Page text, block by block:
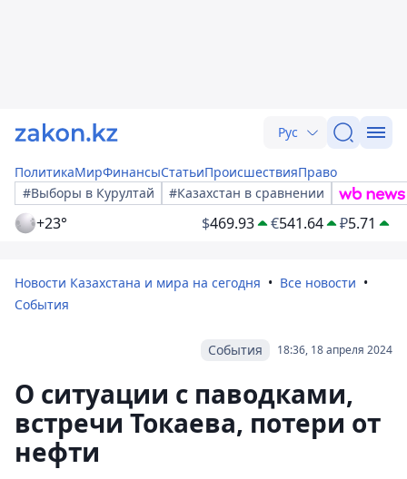
Рус
ПолитикаМирФинансыСтатьиПроисшествияПраво
#Выборы в Курултай
#Казахстан в сравнении
+23° $469.93 €541.64 ₽5.71
Новости Казахстана и мира на сегодня
Все новости
События
18:36, 18 апреля 2024
События
О ситуации с паводками,
встречи Токаева, потери от
нефти